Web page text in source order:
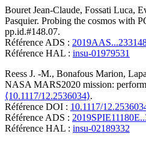
Bouret Jean-Claude, Fossati Luca,
Pasquier. Probing the cosmos with
pp.id.#148.07.
Référence ADS :
Référence HAL : insu-01979531
Reess J. -M., Bonafous Marion,
NASA MARS2020 mission:
⟨10.1117/12.2536034⟩.
Référence DOI : 10.1117/
Référence ADS :
Référence HAL : insu-02189332